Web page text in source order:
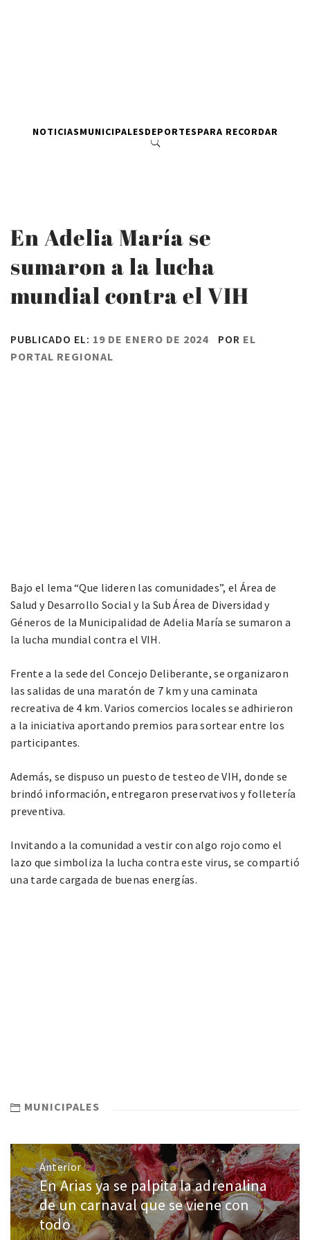
NOTICIASMUNICIPALESDEPORTESPARA RECORDAR
En Adelia María se
sumaron a la lucha
mundial contra el VIH
PUBLICADO EL: 19 DE ENERO DE 2024 POR EL
PORTAL REGIONAL
Bajo el lema “Que lideren las comunidades”, el Área de
Salud y Desarrollo Social y la Sub Área de Diversidad y
Géneros de la Municipalidad de Adelia María se sumaron a
la lucha mundial contra el VIH.
Frente a la sede del Concejo Deliberante, se organizaron
las salidas de una maratón de 7 km y una caminata
recreativa de 4 km. Varios comercios locales se adhirieron
a la iniciativa aportando premios para sortear entre los
participantes.
Además, se dispuso un puesto de testeo de VIH, donde se
brindó información, entregaron preservativos y folletería
preventiva.
Invitando a la comunidad a vestir con algo rojo como el
lazo que simboliza la lucha contra este virus, se compartió
una tarde cargada de buenas energías.
MUNICIPALES
Anterior
En Arias ya se palpita la adrenalina
de un carnaval que se viene con
todo